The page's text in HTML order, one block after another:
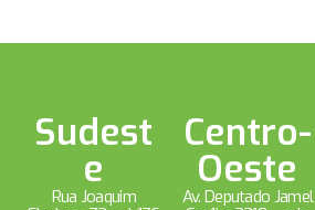
Sudest
e
Rua Joaquim
Centro-
Oeste
Av. Deputado Jamel